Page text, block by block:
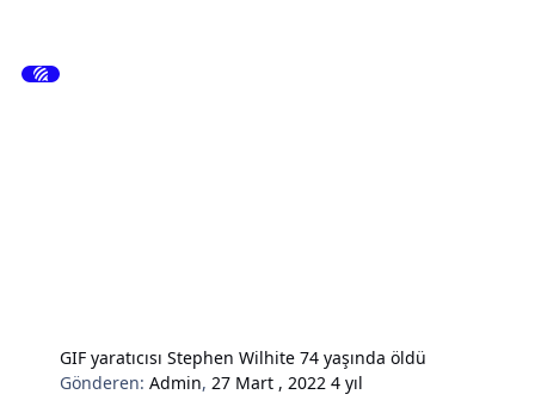
GIF yaratıcısı Stephen Wilhite 74 yaşında öldü
Gönderen:Admin, 27 Mart , 20224 yıl